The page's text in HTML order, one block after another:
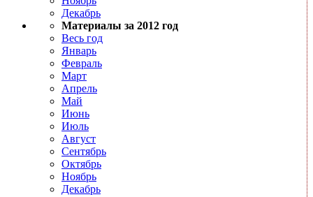
Декабрь
Материалы за 2012 год
Весь год
Январь
Февраль
Март
Апрель
Май
Июнь
Июль
Август
Сентябрь
Октябрь
Ноябрь
Декабрь